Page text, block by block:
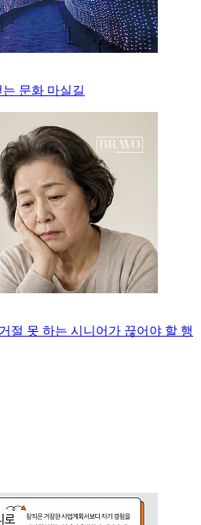
문화 마실길
절 못 하는 시니어가 끊어야 할 행